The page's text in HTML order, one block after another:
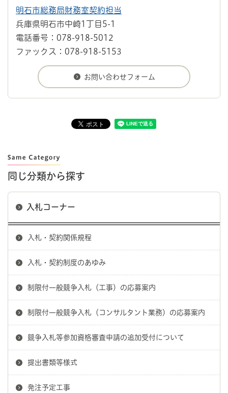
明石市総務局財務室契約担当
兵庫県明石市中崎1丁目5-1
電話番号：078-918-5012
ファックス：078-918-5153
同じ分類から探す
入札コーナー
入札・契約関係規程
入札・契約制度のあゆみ
制限付一般競争入札（工事）の応募案内
制限付一般競争入札（コンサルタント業務）の応募案内
競争入札等参加資格審査申請の追加受付について
提出書類等様式
発注予定工事